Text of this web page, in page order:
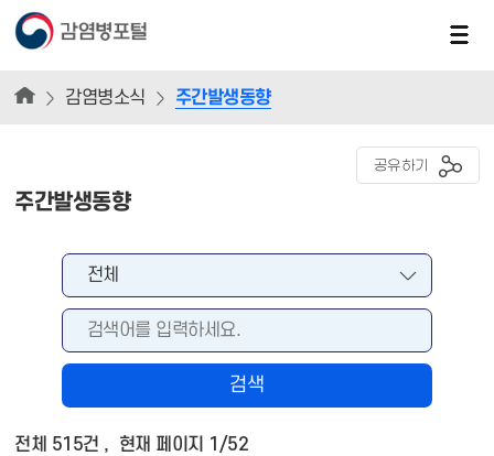
감염병소식 주간발생동향
공유하기
주간발생동향
검색
전체 515건 , 현재 페이지 1/52